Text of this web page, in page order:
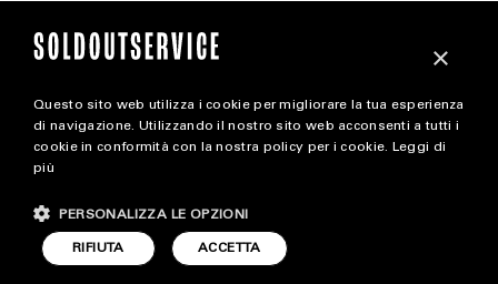
magazine
STYLE
FOOTWEAR
1 HIGH “VOLT GOLD”
×
Questo sito web utilizza i cookie per migliorare la tua esperienza
di navigazione. Utilizzando il nostro sito web acconsenti a tutti i
cookie in conformità con la nostra policy per i cookie. Leggi di
più
ACCETTA
RIFIUTA
PERSONALIZZA LE OPZIONI